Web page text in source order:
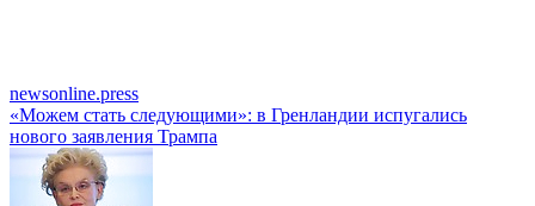
newsonline.press
«Можем стать следующими»: в Гренландии испугались
нового заявления Трампа